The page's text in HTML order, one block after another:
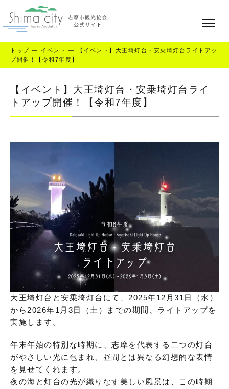
トップ — イベント —
【イベント】大王埼灯台・安乗埼灯台ライトアッ
プ開催！【令和7年度】
【イベント】大王埼灯台・安乗埼灯台ライ
トアップ開催！【令和7年度】
大王埼灯台と安乗埼灯台にて、2025年12月31日（水）
から2026年1月3日（土）までの期間、ライトアップを
実施します。
年末年始の特別な時期に、志摩を代表する二つの灯台
がやさしい光に包まれ、昼間とは異なる幻想的な表情
を見せてくれます。
夜の海と灯台の光が織りなす美しい風景は、この時期